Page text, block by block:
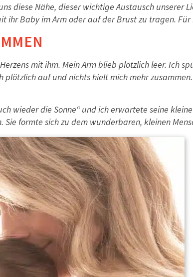
diese Nähe, dieser wichtige Austausch unserer
ihr Baby im Arm oder auf der Brust zu tragen. Für
mit ihm. Mein Arm blieb plötzlich leer. Ich
plötzlich auf und nichts hielt mich mehr
wieder die Sonne“ und ich erwartete seine
formte sich zu dem wunderbaren, kleinen